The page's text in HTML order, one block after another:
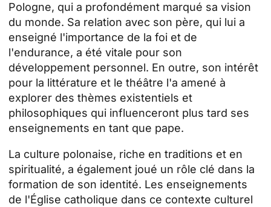
Pologne, qui a profondément marqué sa vision
du monde. Sa relation avec son père, qui lui a
enseigné l'importance de la foi et de
l'endurance, a été vitale pour son
développement personnel. En outre, son intérêt
pour la littérature et le théâtre l'a amené à
explorer des thèmes existentiels et
philosophiques qui influenceront plus tard ses
enseignements en tant que pape.
La culture polonaise, riche en traditions et en
spiritualité, a également joué un rôle clé dans la
formation de son identité. Les enseignements
de l'Église catholique dans ce contexte culturel